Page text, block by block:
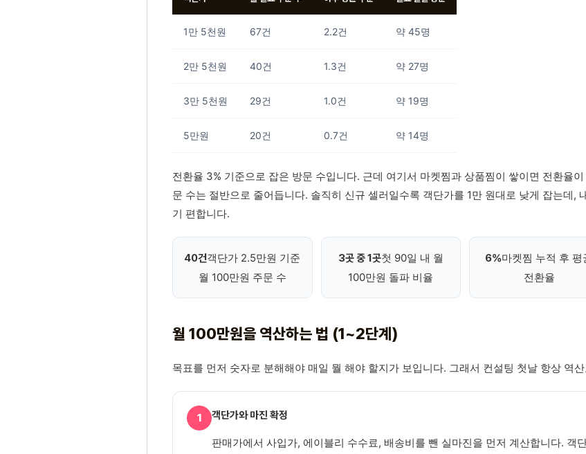
1만 5천원 67건 2.2건 약 45명
2만 5천원 40건 1.3건 약 27명
3만 5천원 29건 1.0건 약 19명
5만원 20건 0.7건 약 14명
전환율 3% 기준으로 잡은 방문 수입니다. 근데 여기서 마켓찜과 상품찜이 쌓이면 전환율
문 수는 절반으로 줄어듭니다. 솔직히 신규 셀러일수록 객단가를 1만 원대로 낮게 잡는데,
기 편합니다.
40건객단가 2.5만원 기준
월 100만원 주문 수
3곳 중 1곳첫 90일 내 월
100만원 돌파 비율
6%마켓찜 누적 후 평
전환율
월 100만원을 역산하는 법 (1~2단계)
목표를 먼저 숫자로 분해해야 매일 뭘 해야 할지가 보입니다. 그래서 컨설팅 첫날 항상 역
1 객단가와 마진 확정
판매가에서 사입가, 에이블리 수수료, 배송비를 뺀 실마진을 먼저 계산합니다. 객